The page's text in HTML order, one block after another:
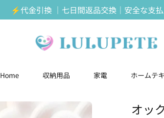
⚡️代金引換 ｜七日間返品交換｜安全な支
Home 収納用品 家電 ホームテ
オッ